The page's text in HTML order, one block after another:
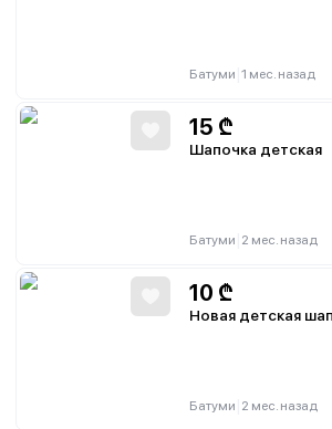
Батуми 1 мес. назад
15 ₾
Шапочка детская
Батуми 2 мес. назад
10 ₾
Новая детская
Батуми 2 мес. назад